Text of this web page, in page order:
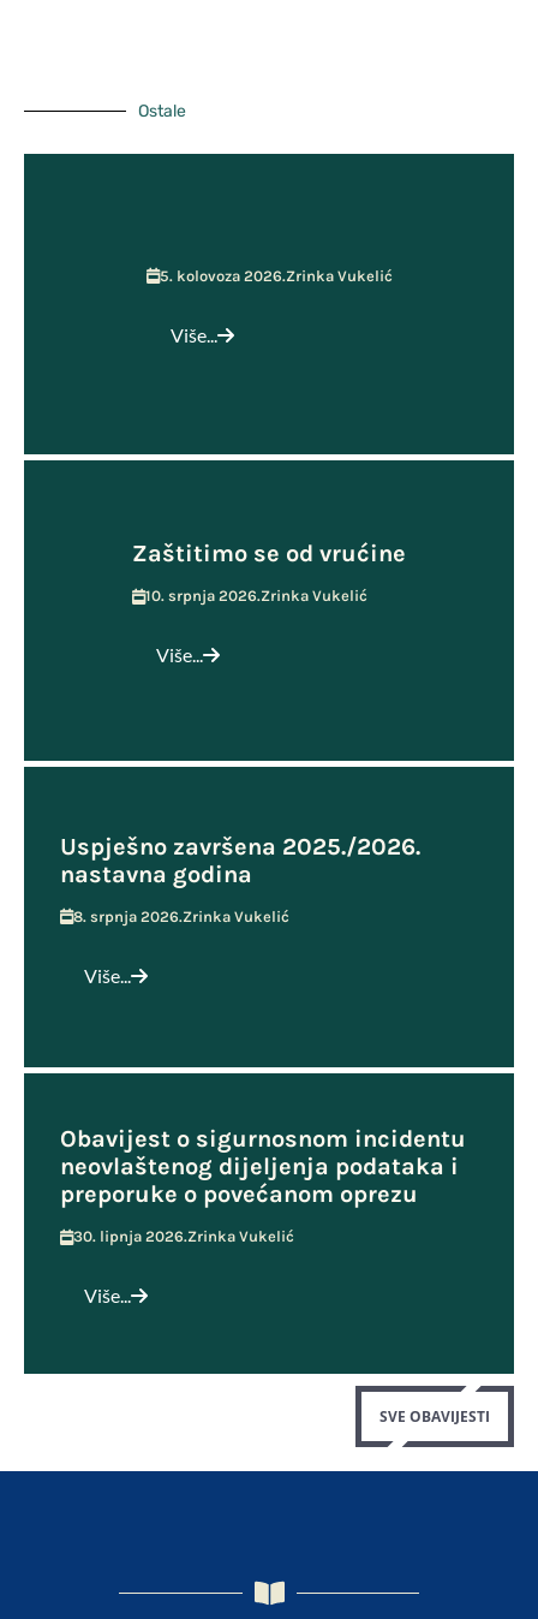
Ostale
5. kolovoza 2026.Zrinka Vukelić
Više...
Zaštitimo se od vrućine
10. srpnja 2026.Zrinka Vukelić
Više...
Uspješno završena 2025./2026.
nastavna godina
8. srpnja 2026.Zrinka Vukelić
Više...
Obavijest o sigurnosnom incidentu
neovlaštenog dijeljenja podataka i
preporuke o povećanom oprezu
30. lipnja 2026.Zrinka Vukelić
Više...
SVE OBAVIJESTI